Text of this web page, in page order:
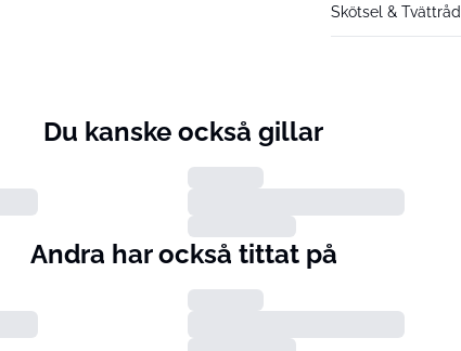
Skötsel & Tvättråd
Du kanske också gillar
Andra har också tittat på